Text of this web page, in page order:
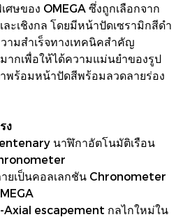
ษของ OMEGA ซึ่งถูกเลือกจาก
เชิงกล โดยมีหน้าปัดเซรามิกสีดำ
ามสำเร็จทางเทคนิคสำคัญ
ากเพื่อให้ได้ความแม่นยำของรูป
พร้อมหน้าปัดสีพร้อมลวดลายร่อง
ง
นาฬิกาอัตโนมัติเรือน
ยเป็นคอลเลกชัน Chronometer
Axial escapement กลไกใหม่ใน